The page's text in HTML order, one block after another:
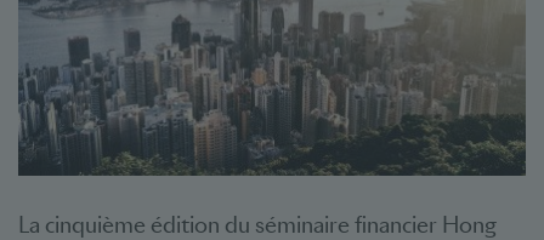
La cinquième édition du séminaire financier Hong